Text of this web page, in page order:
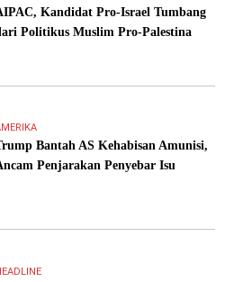
Kandidat Pro-Israel Tumbang
Politikus Muslim Pro-Palestina
Bantah AS Kehabisan Amunisi,
Penjarakan Penyebar Isu